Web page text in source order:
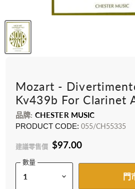
Mozart -
Kv439b For Clarinet
品牌: CHESTER MUSIC
PRODUCT CODE: 055/CH55335
建議零售價 $97.00
數量
門